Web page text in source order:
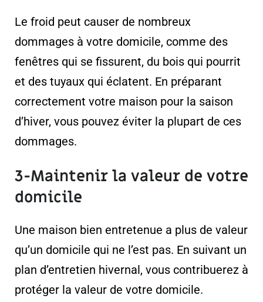
Le froid peut causer de nombreux
dommages à votre domicile, comme des
fenêtres qui se fissurent, du bois qui pourrit
et des tuyaux qui éclatent. En préparant
correctement votre maison pour la saison
d’hiver, vous pouvez éviter la plupart de ces
dommages.
3-Maintenir la valeur de votre
domicile
Une maison bien entretenue a plus de valeur
qu’un domicile qui ne l’est pas. En suivant un
plan d’entretien hivernal, vous contribuerez à
protéger la valeur de votre domicile.